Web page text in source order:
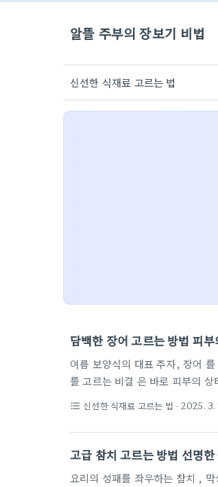
알뜰 주부의 장보기 비법
신선한 식재료 고르는 법
담백한 장어 고르는 방법 피
여름 보양식의 대표 주자, 장어 를 요리하기 전 꼭 확인해야 할 신선도 체크 포인트 가 있어요. 맛있는 장어
를 고르는 비결 은 바로 피부의 상태와 탄력을 면밀히 살펴보는 것 인데요. 숱한 장어 요리를 해보면서 깨
어렵거든요 . 오늘은 장어의 건강함을 한눈에 볼 수 있는 꿀팁 을 알려드릴게요. 신선도를 판단하는 눈의
중요성장어를 고를 때 가장 먼저 해야 할 일은 눈으로 직접 신선도를 판단 하
들은 단 몇 초 만에 장어의 신선
format_list_bulleted 신선한 식재료 고르는 법 · 2025.
고급 참치 고르는 방법 선명
요리의 성패를 좌우하는 참치 , 막상 고를 때는 막막하셨죠? 신선도 좋은 최고의 참치를 고르는 비법 , 이